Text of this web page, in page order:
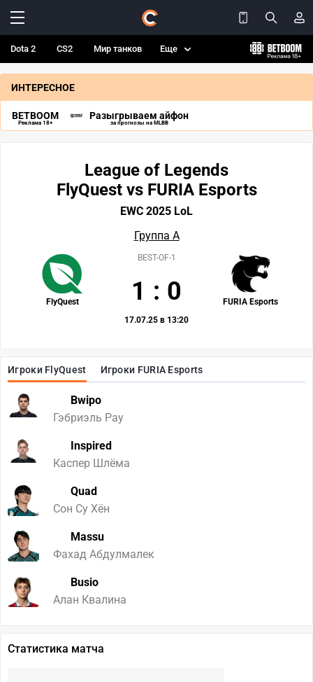
Dota 2 CS2 Мир танков Еще
ИНТЕРЕСНОЕ
BETBOOM
Реклама 18+
Разыгрываем айфон
за прогнозы на MLBB
Игроки FlyQuest Игроки FURIA Esports
Bwipo
Гэбриэль Рау
Inspired
Каспер Шлёма
Quad
Сон Су Хён
Massu
Фахад Абдулмалек
Busio
Алан Квалина
League of Legends
FlyQuest vs FURIA Esports
EWC 2025 LoL
Группа А
FlyQuest FURIA Esports
BEST-OF-1
1 : 0
17.07.25 в 13:20
Статистика матча